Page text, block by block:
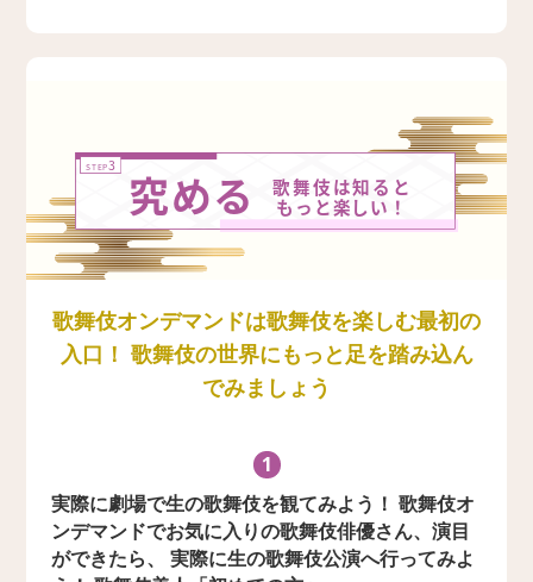
歌舞伎オンデマンドは歌舞伎を楽しむ最初の
入口！ 歌舞伎の世界にもっと足を踏み込ん
でみましょう
1
実際に劇場で生の歌舞伎を観てみよう！ 歌舞伎オ
ンデマンドでお気に入りの歌舞伎俳優さん、演目
ができたら、 実際に生の歌舞伎公演へ行ってみよ